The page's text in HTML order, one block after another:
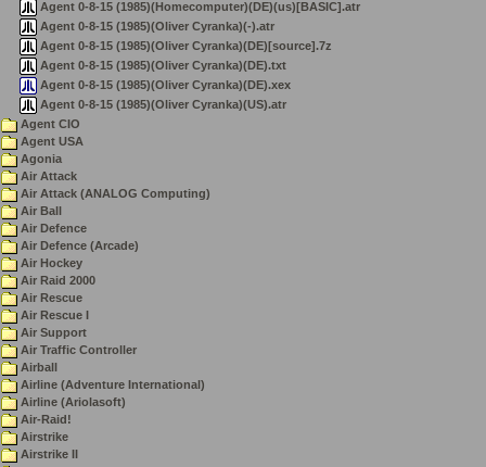
Agent 0-8-15 (1985)(Homecomputer)(DE)(us)[BASIC].atr
Agent 0-8-15 (1985)(Oliver Cyranka)(-).atr
Agent 0-8-15 (1985)(Oliver Cyranka)(DE)[source].7z
Agent 0-8-15 (1985)(Oliver Cyranka)(DE).txt
Agent 0-8-15 (1985)(Oliver Cyranka)(DE).xex
Agent 0-8-15 (1985)(Oliver Cyranka)(US).atr
Agent CIO
Agent USA
Agonia
Air Attack
Air Attack (ANALOG Computing)
Air Ball
Air Defence
Air Defence (Arcade)
Air Hockey
Air Raid 2000
Air Rescue
Air Rescue I
Air Support
Air Traffic Controller
Airball
Airline (Adventure International)
Airline (Ariolasoft)
Air-Raid!
Airstrike
Airstrike II